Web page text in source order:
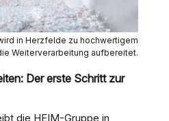
in Herzfelde zu hochwertigem
Weiterverarbeitung aufbereitet.
Der erste Schritt zur
die HEIM-Gruppe in